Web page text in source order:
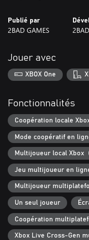
Publié par
2BAD GAMES
Jouer avec
XBOX One
Fonctionnalités
Coopération locale
Mode coopératif en
Multijoueur local Xbox
Jeu multijoueur en
Multijoueur
Un seul joueur
Coopération
Xbox Live Cross-Gen